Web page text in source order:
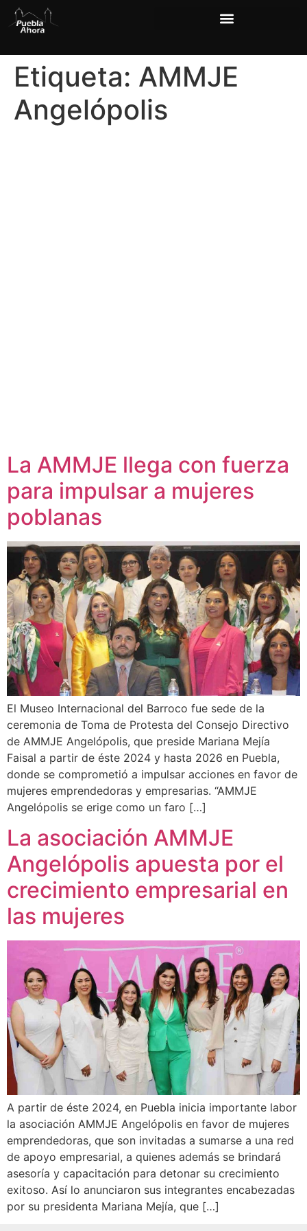
Etiqueta: AMMJE
Angelópolis
La AMMJE llega con fuerza
para impulsar a mujeres
poblanas
El Museo Internacional del Barroco fue sede de la
ceremonia de Toma de Protesta del Consejo Directivo
de AMMJE Angelópolis, que preside Mariana Mejía
Faisal a partir de éste 2024 y hasta 2026 en Puebla,
donde se comprometió a impulsar acciones en favor de
mujeres emprendedoras y empresarias. “AMMJE
Angelópolis se erige como un faro […]
La asociación AMMJE
Angelópolis apuesta por el
crecimiento empresarial en
las mujeres
A partir de éste 2024, en Puebla inicia importante labor
la asociación AMMJE Angelópolis en favor de mujeres
emprendedoras, que son invitadas a sumarse a una red
de apoyo empresarial, a quienes además se brindará
asesoría y capacitación para detonar su crecimiento
exitoso. Así lo anunciaron sus integrantes encabezadas
por su presidenta Mariana Mejía, que […]